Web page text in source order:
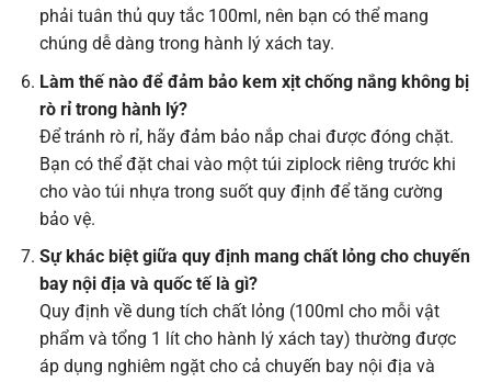
phải tuân thủ quy tắc 100ml, nên bạn có thể mang
chúng dễ dàng trong hành lý xách tay.
Làm thế nào để đảm bảo kem xịt chống nắng không bị
rò rỉ trong hành lý?
Để tránh rò rỉ, hãy đảm bảo nắp chai được đóng chặt.
Bạn có thể đặt chai vào một túi ziplock riêng trước khi
cho vào túi nhựa trong suốt quy định để tăng cường
bảo vệ.
Sự khác biệt giữa quy định mang chất lỏng cho chuyến
bay nội địa và quốc tế là gì?
Quy định về dung tích chất lỏng (100ml cho mỗi vật
phẩm và tổng 1 lít cho hành lý xách tay) thường được
áp dụng nghiêm ngặt cho cả chuyến bay nội địa và